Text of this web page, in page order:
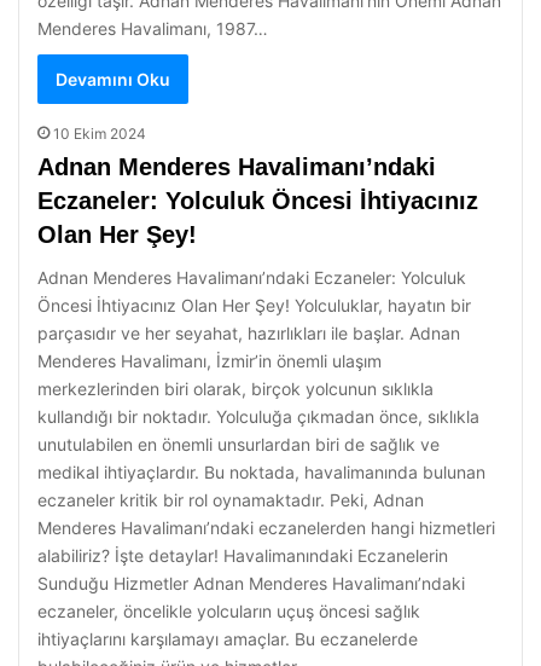
Menderes Havalimanı, 1987…
Devamını Oku
10 Ekim 2024
Adnan Menderes Havalimanı’ndaki
Eczaneler: Yolculuk Öncesi İhtiyacınız
Olan Her Şey!
Adnan Menderes Havalimanı’ndaki Eczaneler: Yolculuk
Öncesi İhtiyacınız Olan Her Şey! Yolculuklar, hayatın bir
parçasıdır ve her seyahat, hazırlıkları ile başlar. Adnan
Menderes Havalimanı, İzmir’in önemli ulaşım
merkezlerinden biri olarak, birçok yolcunun sıklıkla
kullandığı bir noktadır. Yolculuğa çıkmadan önce, sıklıkla
unutulabilen en önemli unsurlardan biri de sağlık ve
medikal ihtiyaçlardır. Bu noktada, havalimanında bulunan
eczaneler kritik bir rol oynamaktadır. Peki, Adnan
Menderes Havalimanı’ndaki eczanelerden hangi hizmetleri
alabiliriz? İşte detaylar! Havalimanındaki Eczanelerin
Sunduğu Hizmetler Adnan Menderes Havalimanı’ndaki
eczaneler, öncelikle yolcuların uçuş öncesi sağlık
ihtiyaçlarını karşılamayı amaçlar. Bu eczanelerde